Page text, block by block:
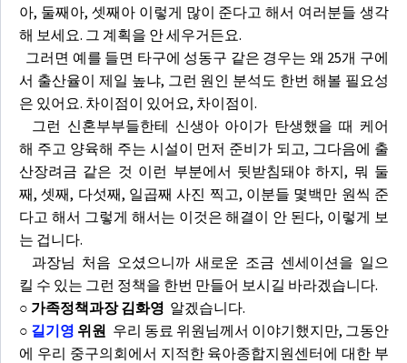
아, 둘째아, 셋째아 이렇게 많이 준다고 해서 여러분들 생각
해 보세요. 그 계획을 안 세우거든요.
그러면 예를 들면 타구에 성동구 같은 경우는 왜 25개 구에
서 출산율이 제일 높냐, 그런 원인 분석도 한번 해볼 필요성
은 있어요. 차이점이 있어요, 차이점이.
그런 신혼부부들한테 신생아 아이가 탄생했을 때 케어
해 주고 양육해 주는 시설이 먼저 준비가 되고, 그다음에 출
산장려금 같은 것 이런 부분에서 뒷받침돼야 하지, 뭐 둘
째, 셋째, 다섯째, 일곱째 사진 찍고, 이분들 몇백만 원씩 준
다고 해서 그렇게 해서는 이것은 해결이 안 된다, 이렇게 보
는 겁니다.
과장님 처음 오셨으니까 새로운 조금 센세이션을 일으
킬 수 있는 그런 정책을 한번 만들어 보시길 바라겠습니다.
○ 가족정책과장 김화영 알겠습니다.
○ 길기영 위원 우리 동료 위원님께서 이야기했지만, 그동안
에 우리 중구의회에서 지적한 육아종합지원센터에 대한 부